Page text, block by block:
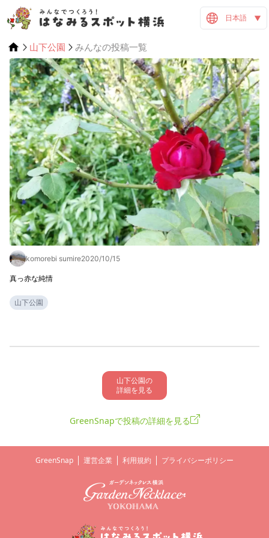
日本語
山下公園 みんなの投稿一覧
komorebi sumire2020/10/15
真っ赤な純情
山下公園
山下公園の
詳細を見る
GreenSnapで投稿の詳細を見る
GreenSnap 運営企業 利用規約 プライバシーポリシー